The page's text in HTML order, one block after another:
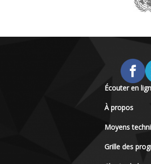
Écouter en
À propos
Moyens
Grille des